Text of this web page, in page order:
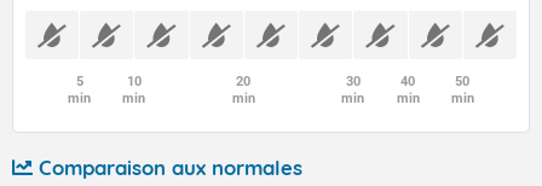
5
min
10
min
20
min
30
min
40
min
50
min
Comparaison aux normales